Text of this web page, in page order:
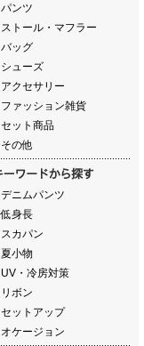
パンツ
ストール・マフラー
バッグ
シューズ
アクセサリー
ファッション雑貨
セット商品
その他
デニムパンツ
低身長
スカパン
夏小物
UV・冷房対策
リボン
セットアップ
オケージョン